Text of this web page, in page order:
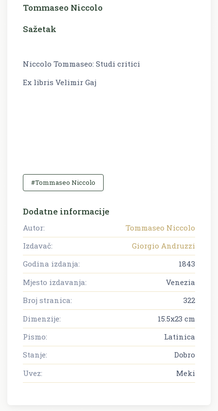
Tommaseo Niccolo
Sažetak
Niccolo Tommaseo: Studi critici
Ex libris Velimir Gaj
#Tommaseo Niccolo
Dodatne informacije
Autor:
Tommaseo Niccolo
Izdavač:
Giorgio Andruzzi
Godina izdanja:
1843
Mjesto izdavanja:
Venezia
Broj stranica:
322
Dimenzije:
15.5x23 cm
Pismo:
Latinica
Stanje:
Dobro
Uvez:
Meki